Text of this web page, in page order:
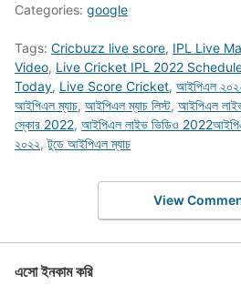
Categories: google
Tags: Cricbuzz live score, IPL Live
Video, Live Cricket IPL 2022
Today, Live Score Cricket, আইপিএল
আইপিএল ম্যাচ, আইপিএল ম্যাচ লিস্ট, আইপিএল
স্কোর 2022, আইপিএল লাইভ ভিডিও
২০২২,টুডে আইপিএল ম্যাচ
View
এসো ইনকাম করি